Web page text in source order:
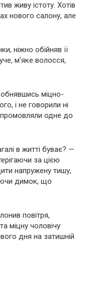
живу істоту. Хотів
нового салону, але
ніжно обійняв її
м’яке волосся,
міцно-
і не говорили ні
промовляли одне до
в житті буває? —
за цією
напружену тишу,
димок, що
повітря,
міцну чоловічу
дня на затишній